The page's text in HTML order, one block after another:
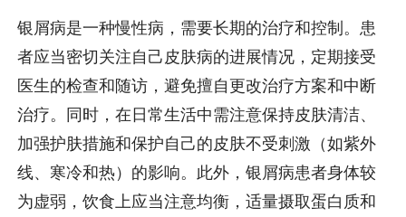
银屑病是一种慢性病，需要长期的治疗和控制。患
者应当密切关注自己皮肤病的进展情况，定期接受
医生的检查和随访，避免擅自更改治疗方案和中断
治疗。同时，在日常生活中需注意保持皮肤清洁、
加强护肤措施和保护自己的皮肤不受刺激（如紫外
线、寒冷和热）的影响。此外，银屑病患者身体较
为虚弱，饮食上应当注意均衡，适量摄取蛋白质和